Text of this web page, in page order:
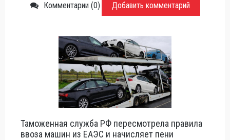
Комментарии (0) Добавить комментарий
Таможенная служба РФ пересмотрела правила
ввоза машин из ЕАЭС и начисляет пени